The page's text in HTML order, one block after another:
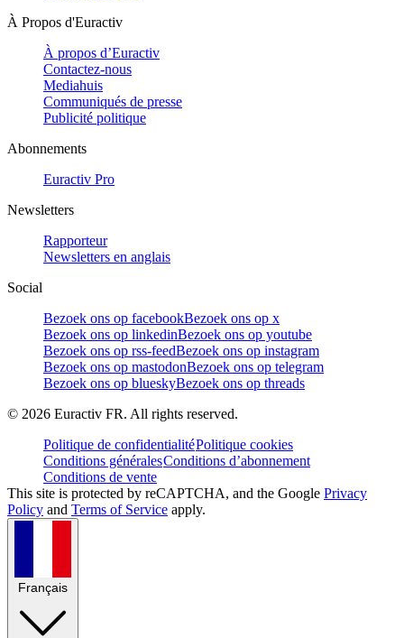
À Propos d'Euractiv
À propos d’Euractiv
Contactez-nous
Mediahuis
Communiqués de presse
Publicité politique
Abonnements
Euractiv Pro
Newsletters
Rapporteur
Newsletters en anglais
Social
Bezoek ons op facebookBezoek ons op x
Bezoek ons op linkedinBezoek ons op youtube
Bezoek ons op rss-feedBezoek ons op instagram
Bezoek ons op mastodonBezoek ons op telegram
Bezoek ons op blueskyBezoek ons op threads
© 2026 Euractiv FR. All rights reserved.
Politique de confidentialitéPolitique cookies
Conditions généralesConditions d’abonnement
Conditions de vente
This site is protected by reCAPTCHA, and the Google Privacy
Policy and Terms of Service apply.
Français